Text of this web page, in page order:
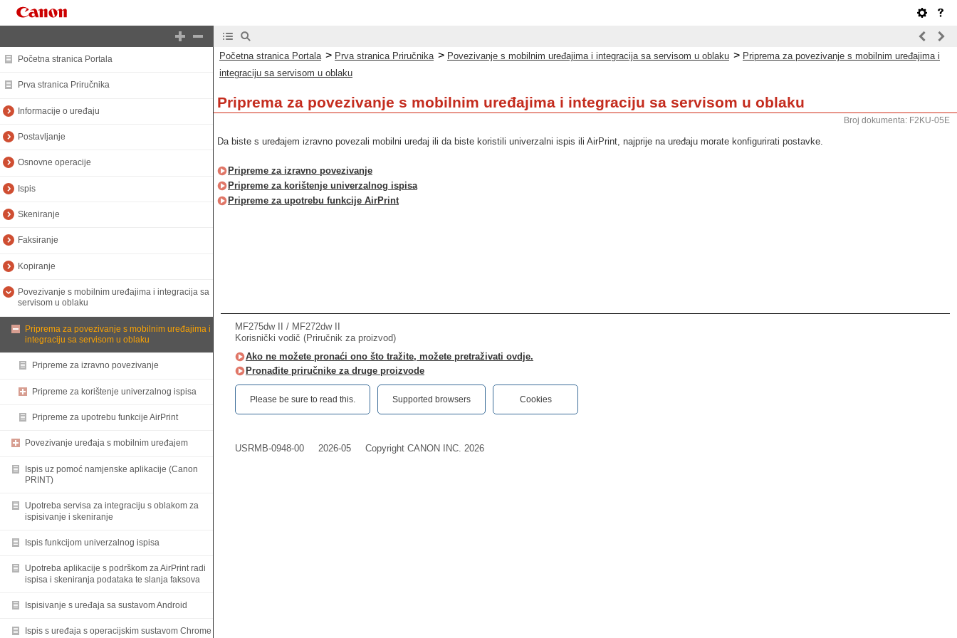
Početna stranica Portala
Prva stranica Priručnika
Informacije o uređaju
Postavljanje
Osnovne operacije
Ispis
Skeniranje
Faksiranje
Kopiranje
Povezivanje s mobilnim uređajima i integracija sa
servisom u oblaku
Priprema za povezivanje s mobilnim uređajima i
integraciju sa servisom u oblaku
Pripreme za izravno povezivanje
Pripreme za korištenje univerzalnog ispisa
Pripreme za upotrebu funkcije AirPrint
Povezivanje uređaja s mobilnim uređajem
Ispis uz pomoć namjenske aplikacije (Canon
PRINT)
Upotreba servisa za integraciju s oblakom za
ispisivanje i skeniranje
Ispis funkcijom univerzalnog ispisa
Upotreba aplikacije s podrškom za AirPrint radi
ispisa i skeniranja podataka te slanja faksova
Ispisivanje s uređaja sa sustavom Android
Ispis s uređaja s operacijskim sustavom Chrome
Početna stranica Portala > Prva stranica Priručnika > Povezivanje s mobilnim uređajima i integracija sa servisom u oblaku > Priprema za povezivanje s mobilnim uređajima i
integraciju sa servisom u oblaku
Priprema za povezivanje s mobilnim uređajima i integraciju sa servisom u oblaku
Broj dokumenta: F2KU-05E
Da biste s uređajem izravno povezali mobilni uređaj ili da biste koristili univerzalni ispis ili AirPrint, najprije na uređaju morate konfigurirati postavke.
Pripreme za izravno povezivanje
Pripreme za korištenje univerzalnog ispisa
Pripreme za upotrebu funkcije AirPrint
MF275dw II / MF272dw II
Korisnički vodič (Priručnik za proizvod)
Ako ne možete pronaći ono što tražite, možete pretraživati ovdje.
Pronađite priručnike za druge proizvode
Please be sure to read this.‎ Supported browsers Cookies
USRMB-0948-00 2026-05 Copyright CANON INC. 2026